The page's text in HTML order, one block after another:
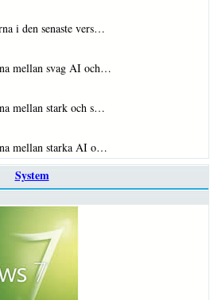
i den senaste vers…
mellan svag AI och…
mellan stark och s…
mellan starka AI o…
System